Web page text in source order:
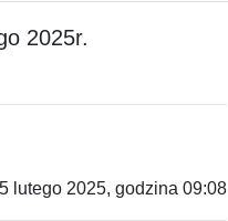
2025r.
lutego 2025, godzina 09:08